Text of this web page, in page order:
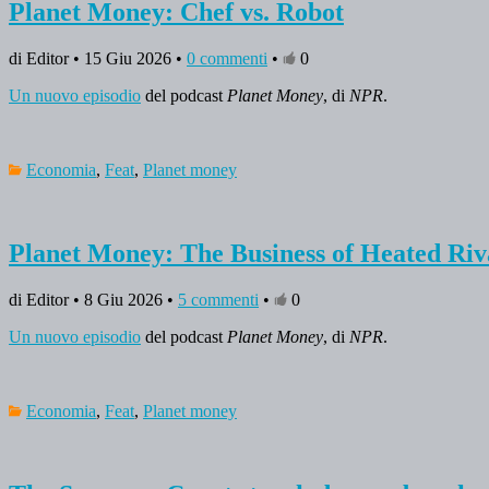
Planet Money: Chef vs. Robot
di Editor • 15 Giu 2026 • 0 commenti •
0
Un nuovo episodio del podcast Planet Money, di NPR.
Economia, Feat, Planet money
Planet Money: The Business of Heated
di Editor • 8 Giu 2026 • 5 commenti •
0
Un nuovo episodio del podcast Planet Money, di NPR.
Economia, Feat, Planet money